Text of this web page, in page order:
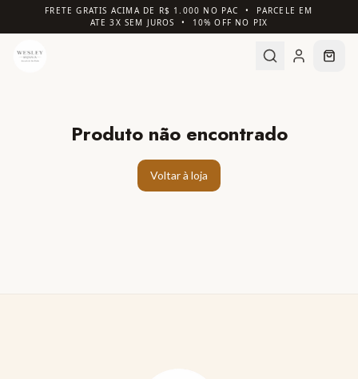
FRETE GRATIS ACIMA DE R$ 1.000 NO PAC • PARCELE EM
ATE 3X SEM JUROS • 10% OFF NO PIX
Produto não encontrado
Voltar à loja